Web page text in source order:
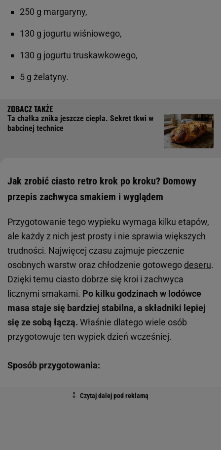
250 g margaryny,
130 g jogurtu wiśniowego,
130 g jogurtu truskawkowego,
5 g żelatyny.
Ta chałka znika jeszcze ciepła. Sekret tkwi w
babcinej technice
Jak zrobić ciasto retro krok po kroku? Domowy
przepis zachwyca smakiem i wyglądem
Przygotowanie tego wypieku wymaga kilku etapów,
ale każdy z nich jest prosty i nie sprawia większych
trudności. Najwięcej czasu zajmuje pieczenie
osobnych warstw oraz chłodzenie gotowego deseru.
Dzięki temu ciasto dobrze się kroi i zachwyca
licznymi smakami. Po kilku godzinach w lodówce
masa staje się bardziej stabilna, a składniki lepiej
się ze sobą łączą. Właśnie dlatego wiele osób
przygotowuje ten wypiek dzień wcześniej.
Sposób przygotowania: